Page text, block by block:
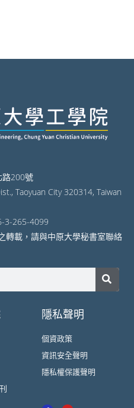
路200號
Taoyuan City 320314, Taiwan
3-265-4099
轉載，請與中原大學秘書室聯絡
隱私聲明
個資政策
資訊安全聲明
隱私權保護聲明